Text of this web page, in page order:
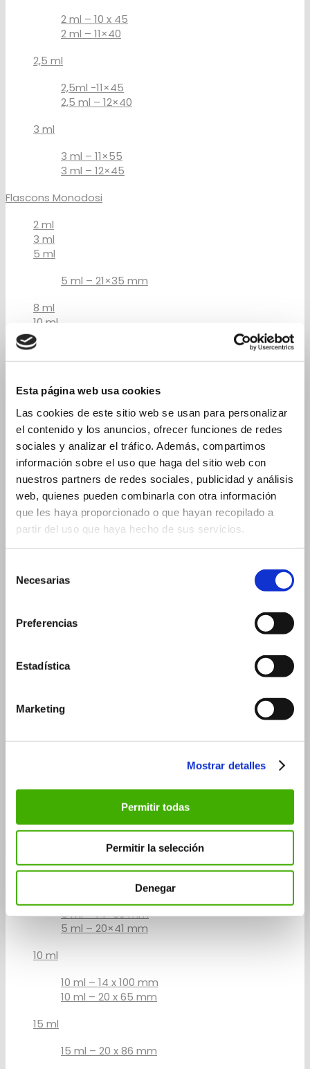
Esta página web usa cookies
Las cookies de este sitio web se usan para personalizar
el contenido y los anuncios, ofrecer funciones de redes
sociales y analizar el tráfico. Además, compartimos
información sobre el uso que haga del sitio web con
nuestros partners de redes sociales, publicidad y análisis
web, quienes pueden combinarla con otra información
que les haya proporcionado o que hayan recopilado a
partir del uso que haya hecho de sus servicios.
Necesarias
Preferencias
Estadística
Marketing
Mostrar detalles
Permitir todas
Permitir la selección
Denegar
2 ml – 10 x 45
2 ml – 11×40
2,5 ml
2,5ml -11×45
2,5 ml – 12×40
3 ml
3 ml – 11×55
3 ml – 12×45
Flascons Monodosi
2 ml
3 ml
5 ml
5 ml – 21×35 mm
8 ml
10 ml
10 ml – 23×46 mm
15 ml
15 ml 19×88 mm
15 ml 23×57 mm
20 ml
20 ml 19×105 mm
20 ml 26×60 mm
5 ml – 14×54 mm
3 ml
3 ml – 18×33 mm
30 ml – 29×75 mm
3 ml
5 ml – 14×60 mm
5 ml – 20×41 mm
10 ml
10 ml – 14 x 100 mm
10 ml – 20 x 65 mm
15 ml
15 ml – 20 x 86 mm